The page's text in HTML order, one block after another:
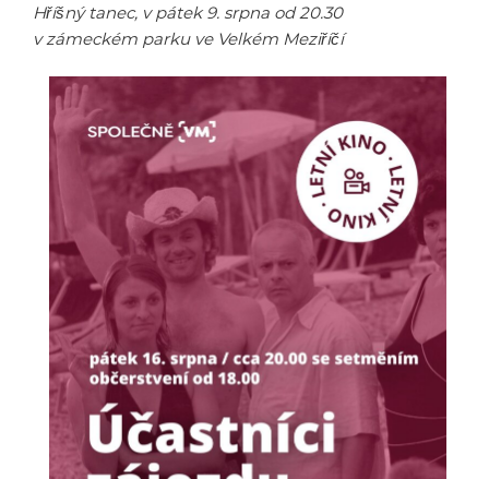
Hříšný tanec, v pátek 9. srpna od 20.30
v zámeckém parku ve Velkém Meziříčí